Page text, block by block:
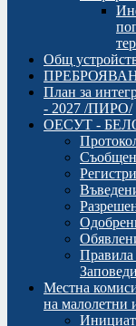
Общ
План за
- 2027 /ПИРО/
ОЕСУТ -
Правила
Заповеди
Местна
на